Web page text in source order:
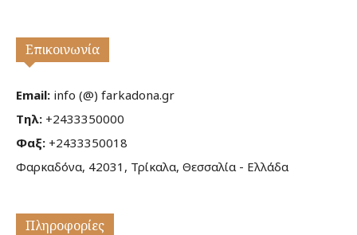
Επικοινωνία
Email: info (@) farkadona.gr
Τηλ: +2433350000
Φαξ: +2433350018
Φαρκαδόνα, 42031, Τρίκαλα, Θεσσαλία - Ελλάδα
Πληροφορίες